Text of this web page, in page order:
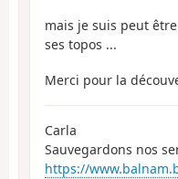
mais je suis peut
ses topos ...
Merci pour la
Carla
Sauvegardons nos
https://